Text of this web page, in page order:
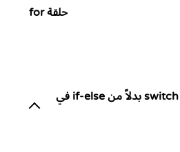
حلقة for
متى ينبغي أن أستخدم switch بدلاً من if-else في